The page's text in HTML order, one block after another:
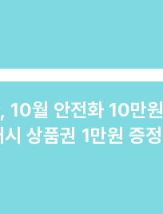
10월 안전화 10만원
상품권 1만원 증정